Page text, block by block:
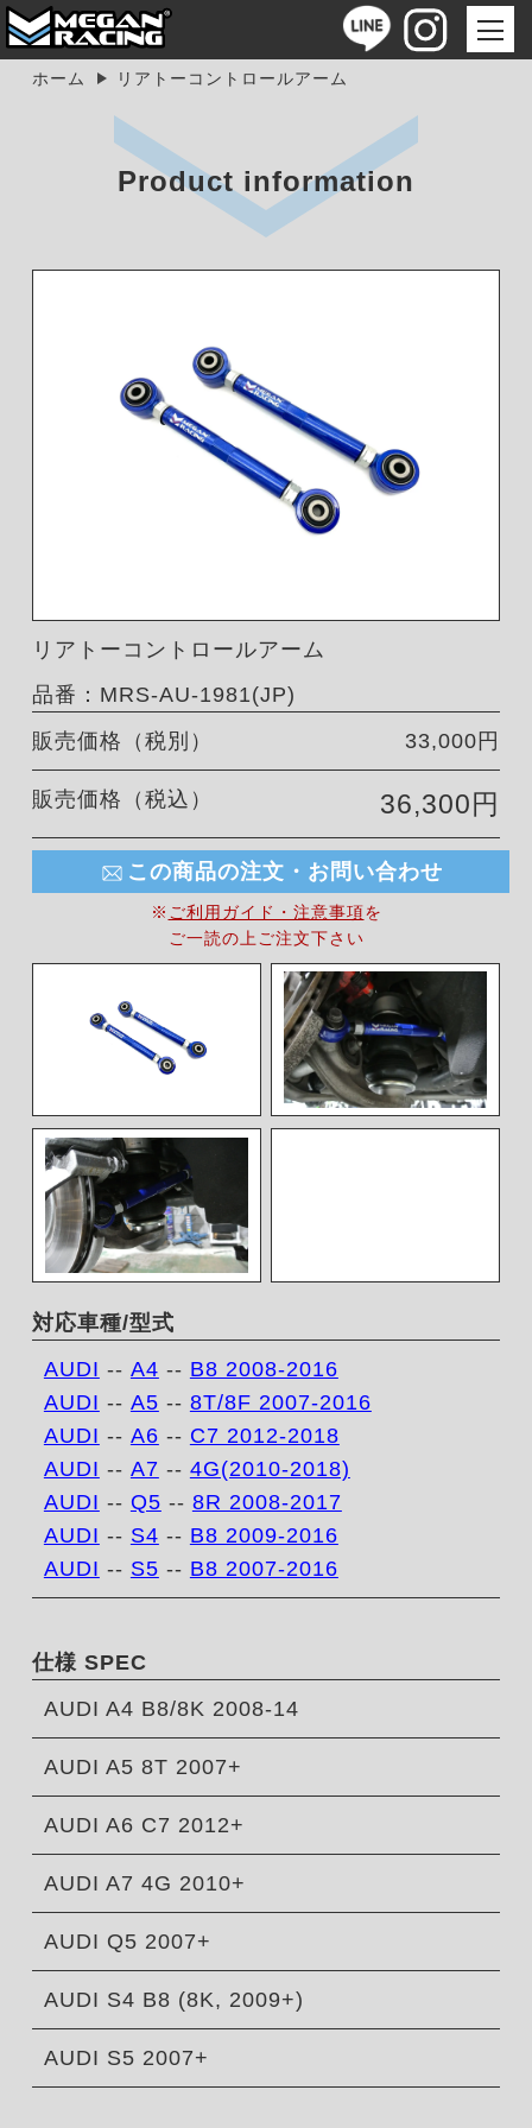
ホーム リアトーコントロールアーム
Product information
リアトーコントロールアーム
品番：MRS-AU-1981(JP)
販売価格（税別）
33,000円
販売価格（税込） 36,300円
この商品の注文・お問い合わせ
※ ご利用ガイド・注意事項を
ご一読の上ご注文下さい
対応車種/型式
AUDI -- A4 -- B8 2008-2016
AUDI -- A5 -- 8T/8F 2007-2016
AUDI -- A6 -- C7 2012-2018
AUDI -- A7 -- 4G(2010-2018)
AUDI -- Q5 -- 8R 2008-2017
AUDI -- S4 -- B8 2009-2016
AUDI -- S5 -- B8 2007-2016
仕様 SPEC
AUDI A4 B8/8K 2008-14
AUDI A5 8T 2007+
AUDI A6 C7 2012+
AUDI A7 4G 2010+
AUDI Q5 2007+
AUDI S4 B8 (8K, 2009+)
AUDI S5 2007+